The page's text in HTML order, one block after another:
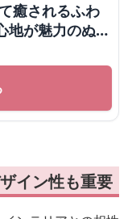
癒されるふわ
地が魅力のぬい
イン性も重要